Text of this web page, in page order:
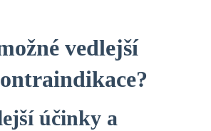
vedlejší
účinky a